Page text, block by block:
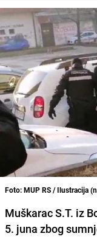
Foto: MUP RS / Ilustracija
Muškarac S.T. iz
5. juna zbog